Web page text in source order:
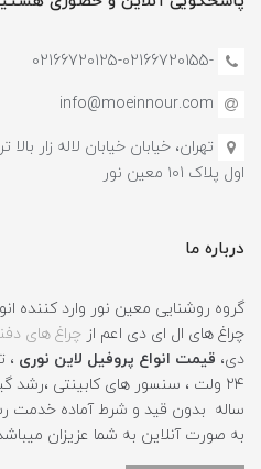
-02166720125-02166720155
info@moeinnour.com
تهران، خیابان خیابان لاله زار
اول پلاک ۱۰1 معین نور
درباره ما
گروه روشنایی معین نور وارد کننده
چراغ های ال ای دی اعم از چراغ های
دی، قیمت انواع پروفیل لاین نوری
ساله بدون قید و شرط آماده
به صورت آنلاین به شما عزیزان